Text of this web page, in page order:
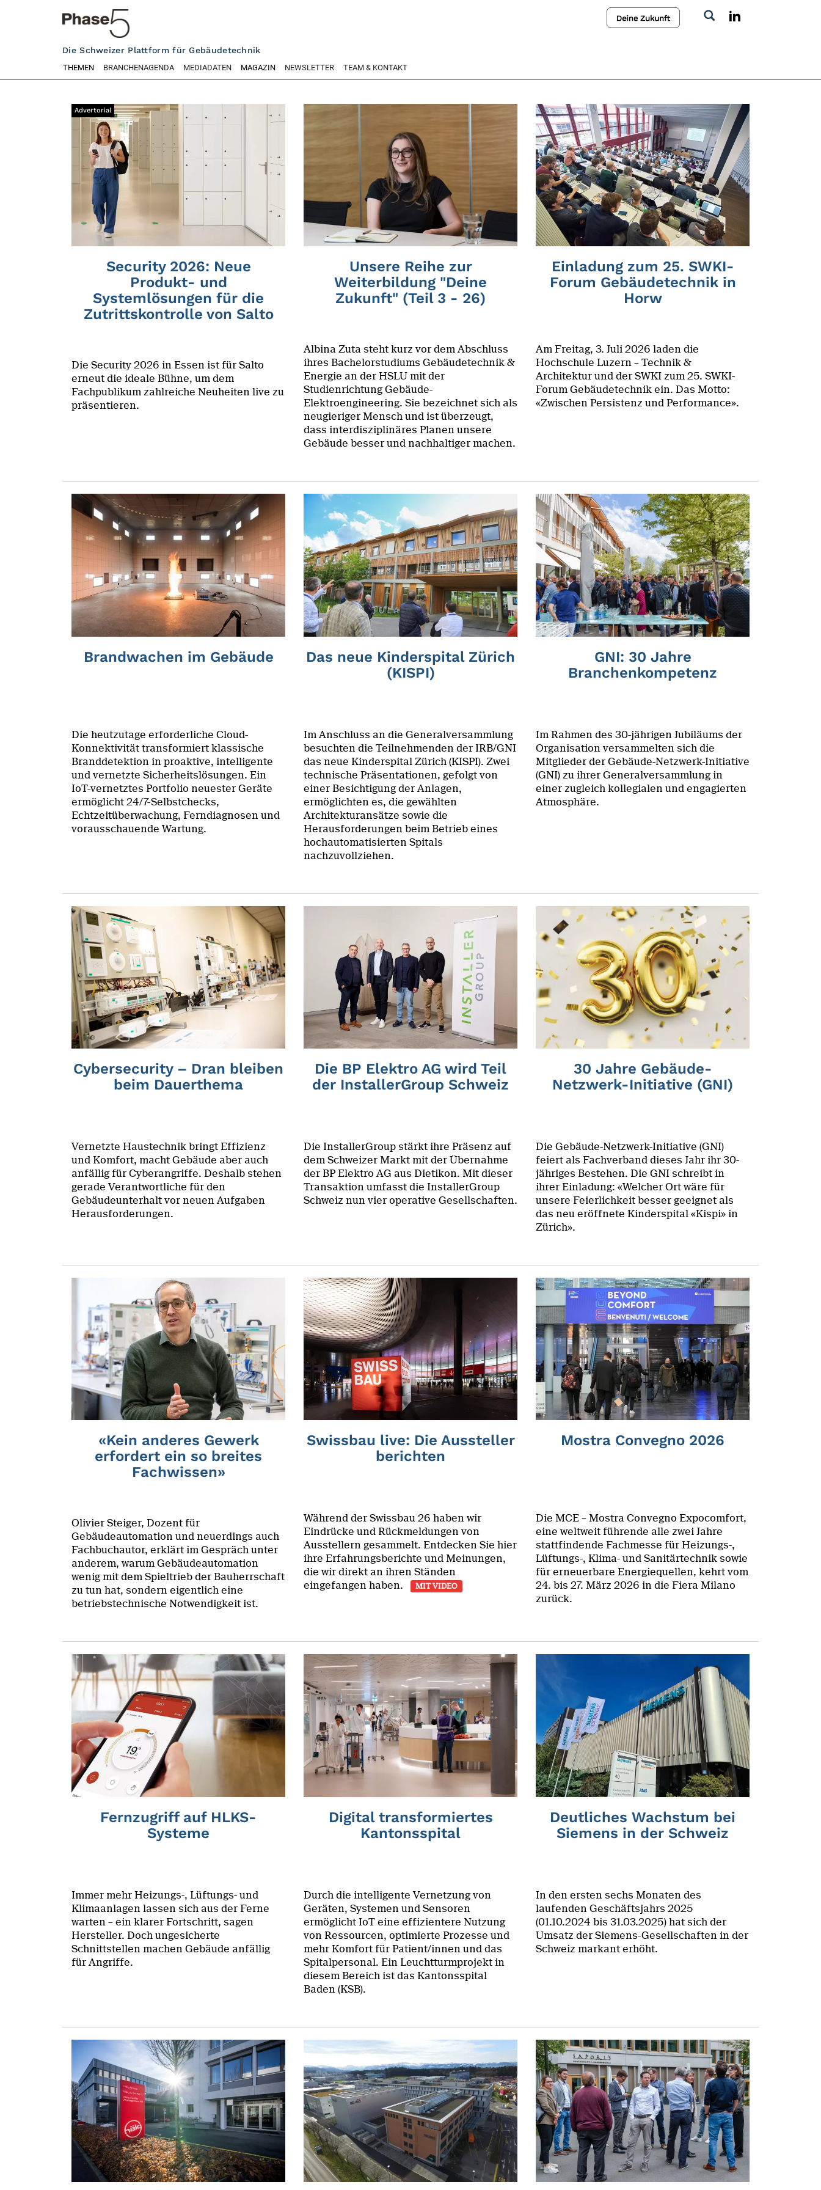
Die Schweizer Plattform für Gebäudetechnik
THEMEN BRANCHENAGENDA MEDIADATEN MAGAZIN NEWSLETTER TEAM & KONTAKT
Neuheiten
Advertorial
Security 2026: Neue
Produkt- und
Systemlösungen für die
Zutrittskontrolle von Salto
Die Security 2026 in Essen ist für Salto
erneut die ideale Bühne, um dem
Fachpublikum zahlreiche Neuheiten live zu
präsentieren.
Unsere Reihe zur
Weiterbildung "Deine
Zukunft" (Teil 3 - 26)
Albina Zuta steht kurz vor dem Abschluss
ihres Bachelorstudiums Gebäudetechnik &
Energie an der HSLU mit der
Studienrichtung Gebäude-
Elektroengineering. Sie bezeichnet sich als
neugieriger Mensch und ist überzeugt,
dass interdisziplinäres Planen unsere
Gebäude besser und nachhaltiger machen.
Einladung zum 25. SWKI-
Forum Gebäudetechnik in
Horw
Am Freitag, 3. Juli 2026 laden die
Hochschule Luzern – Technik &
Architektur und der SWKI zum 25. SWKI-
Forum Gebäudetechnik ein. Das Motto:
«Zwischen Persistenz und Performance».
Brandwachen im Gebäude
Die heutzutage erforderliche Cloud-
Konnektivität transformiert klassische
Branddetektion in proaktive, intelligente
und vernetzte Sicherheitslösungen. Ein
IoT-vernetztes Portfolio neuester Geräte
ermöglicht 24/7-Selbstchecks,
Echtzeitüberwachung, Ferndiagnosen und
vorausschauende Wartung.
Das neue Kinderspital Zürich
(KISPI)
Im Anschluss an die Generalversammlung
besuchten die Teilnehmenden der IRB/GNI
das neue Kinderspital Zürich (KISPI). Zwei
technische Präsentationen, gefolgt von
einer Besichtigung der Anlagen,
ermöglichten es, die gewählten
Architekturansätze sowie die
Herausforderungen beim Betrieb eines
hochautomatisierten Spitals
nachzuvollziehen.
GNI: 30 Jahre
Branchenkompetenz
Im Rahmen des 30-jährigen Jubiläums der
Organisation versammelten sich die
Mitglieder der Gebäude-Netzwerk-Initiative
(GNI) zu ihrer Generalversammlung in
einer zugleich kollegialen und engagierten
Atmosphäre.
Cybersecurity – Dran bleiben
beim Dauerthema
Vernetzte Haustechnik bringt Effizienz
und Komfort, macht Gebäude aber auch
anfällig für Cyberangriffe. Deshalb stehen
gerade Verantwortliche für den
Gebäudeunterhalt vor neuen Aufgaben
Herausforderungen.
Die BP Elektro AG wird Teil
der InstallerGroup Schweiz
Die InstallerGroup stärkt ihre Präsenz auf
dem Schweizer Markt mit der Übernahme
der BP Elektro AG aus Dietikon. Mit dieser
Transaktion umfasst die InstallerGroup
Schweiz nun vier operative Gesellschaften.
30 Jahre Gebäude-
Netzwerk-Initiative (GNI)
Die Gebäude-Netzwerk-Initiative (GNI)
feiert als Fachverband dieses Jahr ihr 30-
jähriges Bestehen. Die GNI schreibt in
ihrer Einladung: «Welcher Ort wäre für
unsere Feierlichkeit besser geeignet als
das neu eröffnete Kinderspital «Kispi» in
Zürich».
«Kein anderes Gewerk
erfordert ein so breites
Fachwissen»
Olivier Steiger, Dozent für
Gebäudeautomation und neuerdings auch
Fachbuchautor, erklärt im Gespräch unter
anderem, warum Gebäudeautomation
wenig mit dem Spieltrieb der Bauherrschaft
zu tun hat, sondern eigentlich eine
betriebstechnische Notwendigkeit ist.
Swissbau live: Die Aussteller
berichten
Während der Swissbau 26 haben wir
Eindrücke und Rückmeldungen von
Ausstellern gesammelt. Entdecken Sie hier
ihre Erfahrungsberichte und Meinungen,
die wir direkt an ihren Ständen
eingefangen haben.
MIT VIDEO
Mostra Convegno 2026
Die MCE – Mostra Convegno Expocomfort,
eine weltweit führende alle zwei Jahre
stattfindende Fachmesse für Heizungs-,
Lüftungs-, Klima- und Sanitärtechnik sowie
für erneuerbare Energiequellen, kehrt vom
24. bis 27. März 2026 in die Fiera Milano
zurück.
Fernzugriff auf HLKS-
Systeme
Immer mehr Heizungs-, Lüftungs- und
Klimaanlagen lassen sich aus der Ferne
warten – ein klarer Fortschritt, sagen
Hersteller. Doch ungesicherte
Schnittstellen machen Gebäude anfällig
für Angriffe.
Digital transformiertes
Kantonsspital
Durch die intelligente Vernetzung von
Geräten, Systemen und Sensoren
ermöglicht IoT eine effizientere Nutzung
von Ressourcen, optimierte Prozesse und
mehr Komfort für Patient/innen und das
Spitalpersonal. Ein Leuchtturmprojekt in
diesem Bereich ist das Kantonsspital
Baden (KSB).
Deutliches Wachstum bei
Siemens in der Schweiz
In den ersten sechs Monaten des
laufenden Geschäftsjahrs 2025
(01.10.2024 bis 31.03.2025) hat sich der
Umsatz der Siemens-Gesellschaften in der
Schweiz markant erhöht.